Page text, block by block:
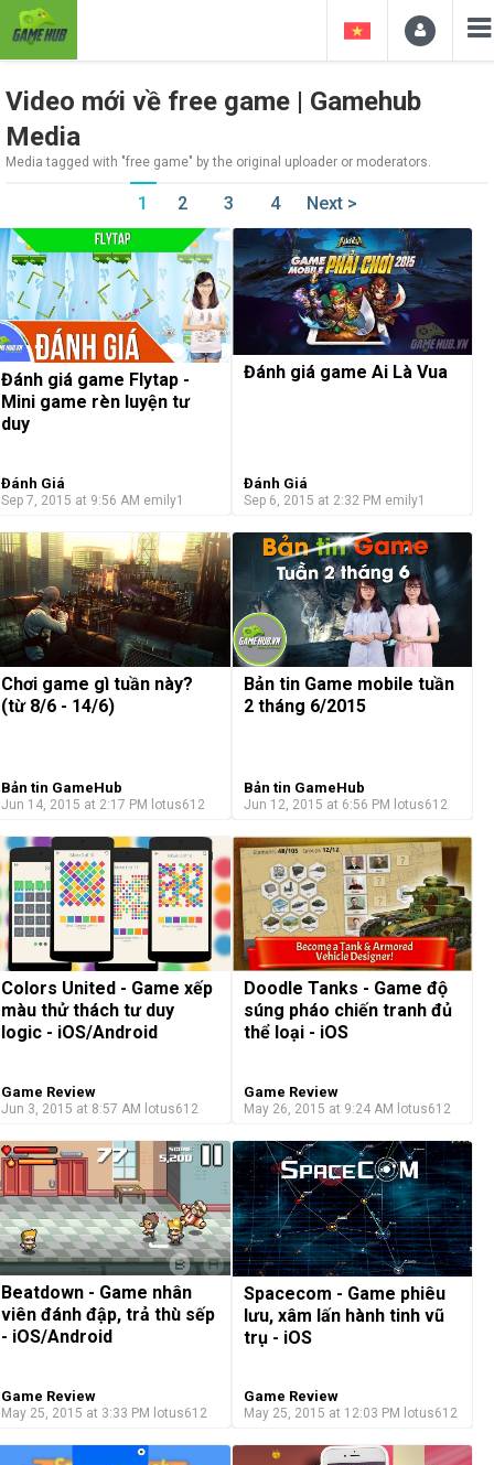
Video mới về free game | Gamehub
Media
Media tagged with "free game" by the original uploader or moderators.
1 2 3 4 Next >
Đánh giá game Flytap -
Mini game rèn luyện tư
duy
Đánh Giá
Sep 7, 2015 at 9:56 AM emily1
Đánh giá game Ai Là Vua
Đánh Giá
Sep 6, 2015 at 2:32 PM emily1
Chơi game gì tuần này?
(từ 8/6 - 14/6)
Bản tin GameHub
Jun 14, 2015 at 2:17 PM lotus612
Bản tin Game mobile tuần
2 tháng 6/2015
Bản tin GameHub
Jun 12, 2015 at 6:56 PM lotus612
Colors United - Game xếp
màu thử thách tư duy
logic - iOS/Android
Game Review
Jun 3, 2015 at 8:57 AM lotus612
Doodle Tanks - Game độ
súng pháo chiến tranh đủ
thể loại - iOS
Game Review
May 26, 2015 at 9:24 AM lotus612
Beatdown - Game nhân
viên đánh đập, trả thù sếp
- iOS/Android
Game Review
May 25, 2015 at 3:33 PM lotus612
Spacecom - Game phiêu
lưu, xâm lấn hành tinh vũ
trụ - iOS
Game Review
May 25, 2015 at 12:03 PM lotus612